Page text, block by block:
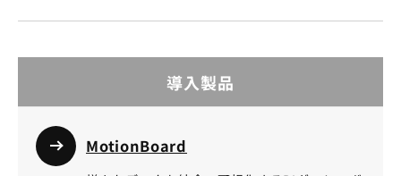
導入製品
MotionBoard